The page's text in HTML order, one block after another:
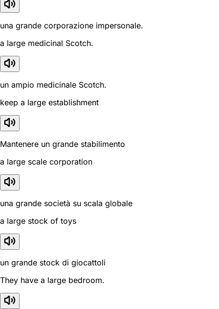
una grande corporazione impersonale.
a large medicinal Scotch.
un ampio medicinale Scotch.
keep a large establishment
Mantenere un grande stabilimento
a large scale corporation
una grande società su scala globale
a large stock of toys
un grande stock di giocattoli
They have a large bedroom.